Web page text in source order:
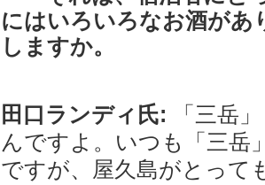
にはいろいろなお酒があ
しますか。
田口ランディ氏: 「三岳
んですよ。いつも「三岳
ですが、屋久島がとって